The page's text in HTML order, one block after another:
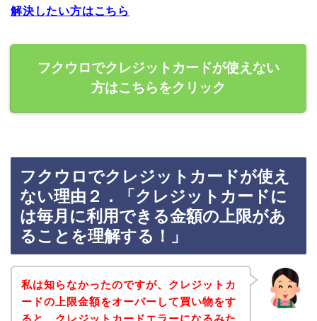
解決したい方はこちら
フクウロでクレジットカードが使えない
方はこちらをクリック
フクウロでクレジットカードが使え
ない理由２．「クレジットカードに
は毎月に利用できる金額の上限があ
ることを理解する！」
私は知らなかったのですが、クレジットカ
ードの上限金額をオーバーして買い物をす
ると、クレジットカードエラーになるみた